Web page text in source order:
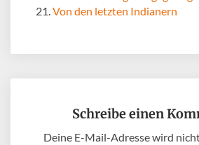
Von den letzten Indianern
Schreibe einen
Deine E-Mail-Adresse wird